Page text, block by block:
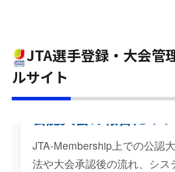
JTA選手登録・大会管
ルサイト
JTA-Membership上での公認
法や大会承認後の流れ、シス